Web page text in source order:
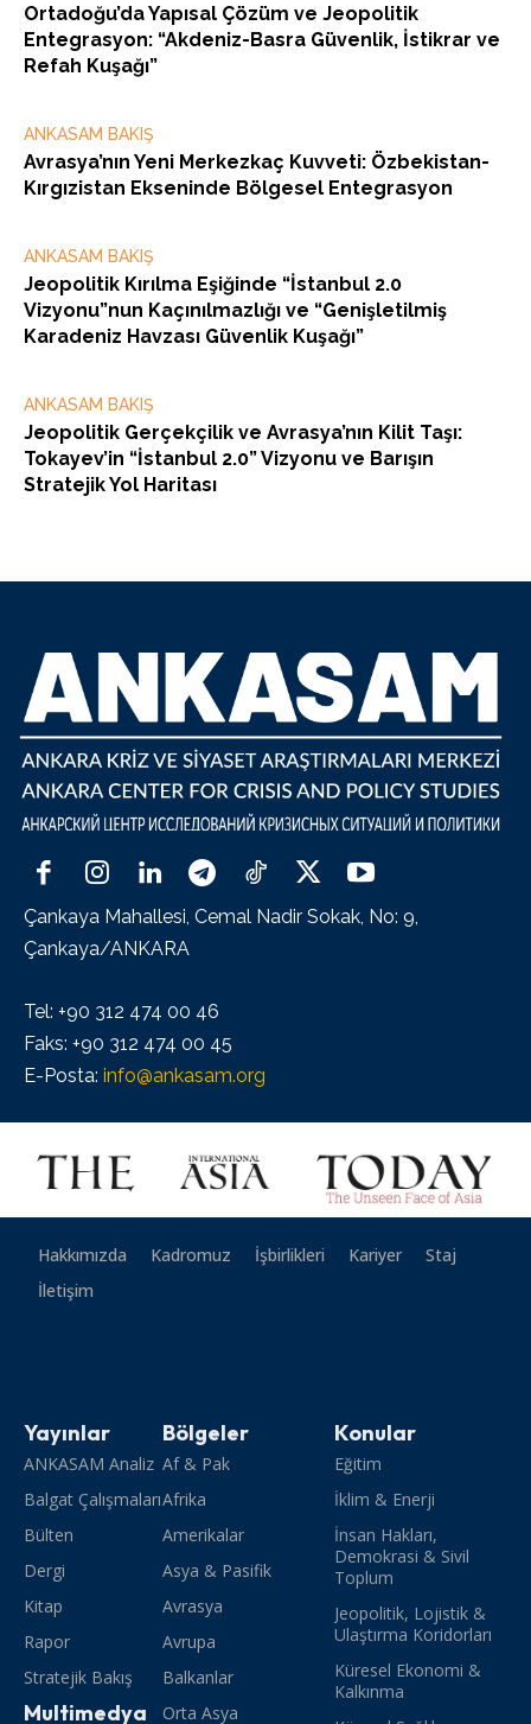
Ortadoğu’da Yapısal Çözüm ve Jeopolitik
Entegrasyon: “Akdeniz-Basra Güvenlik, İstikrar ve
Refah Kuşağı”
ANKASAM BAKIŞ
Avrasya’nın Yeni Merkezkaç Kuvveti: Özbekistan-
Kırgızistan Ekseninde Bölgesel Entegrasyon
ANKASAM BAKIŞ
Jeopolitik Kırılma Eşiğinde “İstanbul 2.0
Vizyonu”nun Kaçınılmazlığı ve “Genişletilmiş
Karadeniz Havzası Güvenlik Kuşağı”
ANKASAM BAKIŞ
Jeopolitik Gerçekçilik ve Avrasya’nın Kilit Taşı:
Tokayev’in “İstanbul 2.0” Vizyonu ve Barışın
Stratejik Yol Haritası
Çankaya Mahallesi, Cemal Nadir Sokak, No: 9,
Çankaya/ANKARA
Tel: +90 312 474 00 46
Faks: +90 312 474 00 45
E-Posta: info@ankasam.org
Hakkımızda Kadromuz İşbirlikleri Kariyer
Staj
İletişim
Yayınlar
ANKASAM Analiz
Balgat Çalışmaları
Bülten
Dergi
Kitap
Rapor
Stratejik Bakış
Multimedya
Bölgeler
Af & Pak
Afrika
Amerikalar
Asya & Pasifik
Avrasya
Avrupa
Balkanlar
Orta Asya
Konular
Eğitim
İklim & Enerji
İnsan Hakları,
Demokrasi & Sivil
Toplum
Jeopolitik, Lojistik &
Ulaştırma Koridorları
Küresel Ekonomi &
Kalkınma